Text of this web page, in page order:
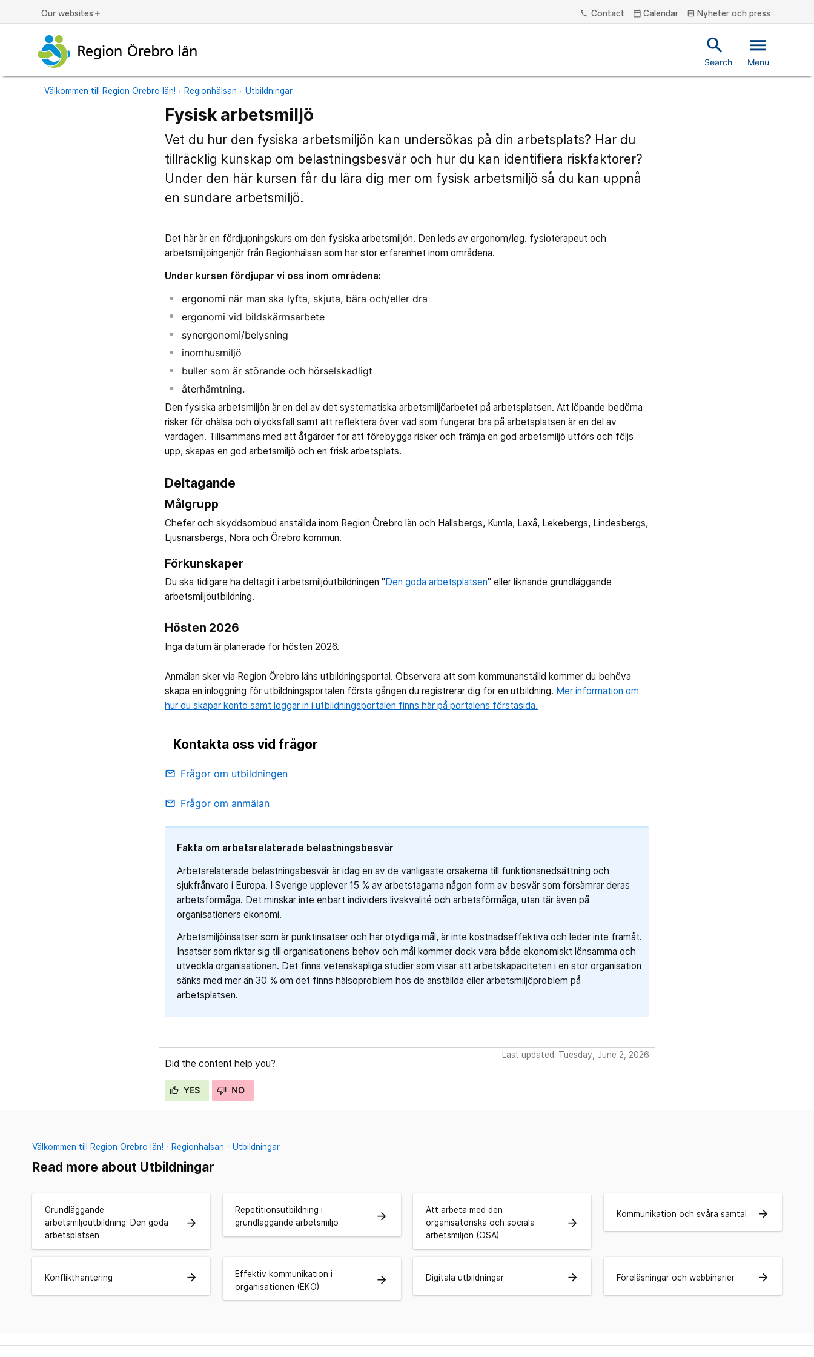
Our websites add phone Contact calendar_today Calendar article Nyheter och press
search
Search
menu
Menu
Välkommen till Region Örebro län! Regionhälsan Utbildningar
Fysisk arbetsmiljö
Vet du hur den fysiska arbetsmiljön kan undersökas på din arbetsplats? Har du
tillräcklig kunskap om belastningsbesvär och hur du kan identifiera riskfaktorer?
Under den här kursen får du lära dig mer om fysisk arbetsmiljö så du kan uppnå
en sundare arbetsmiljö.
Det här är en fördjupningskurs om den fysiska arbetsmiljön. Den leds av ergonom/leg. fysioterapeut och
arbetsmiljöingenjör från Regionhälsan som har stor erfarenhet inom områdena.
Under kursen fördjupar vi oss inom områdena:
ergonomi när man ska lyfta, skjuta, bära och/eller dra
ergonomi vid bildskärmsarbete
synergonomi/belysning
inomhusmiljö
buller som är störande och hörselskadligt
återhämtning.
Den fysiska arbetsmiljön är en del av det systematiska arbetsmiljöarbetet på arbetsplatsen. Att löpande bedöma
risker för ohälsa och olycksfall samt att reflektera över vad som fungerar bra på arbetsplatsen är en del av
vardagen. Tillsammans med att åtgärder för att förebygga risker och främja en god arbetsmiljö utförs och följs
upp, skapas en god arbetsmiljö och en frisk arbetsplats.
Deltagande
Målgrupp
Chefer och skyddsombud anställda inom Region Örebro län och Hallsbergs, Kumla, Laxå, Lekebergs, Lindesbergs,
Ljusnarsbergs, Nora och Örebro kommun.
Förkunskaper
Du ska tidigare ha deltagit i arbetsmiljöutbildningen " Den goda arbetsplatsen" eller liknande grundläggande
arbetsmiljöutbildning.
Hösten 2026
Inga datum är planerade för hösten 2026.
Anmälan sker via Region Örebro läns utbildningsportal. Observera att som kommunanställd kommer du behöva
skapa en inloggning för utbildningsportalen första gången du registrerar dig för en utbildning. Mer information om
hur du skapar konto samt loggar in i utbildningsportalen finns här på portalens förstasida.
Kontakta oss vid frågor
email Frågor om utbildningen
email Frågor om anmälan
Fakta om arbetsrelaterade belastningsbesvär
Arbetsrelaterade belastningsbesvär är idag en av de vanligaste orsakerna till funktionsnedsättning och
sjukfrånvaro i Europa. I Sverige upplever 15 % av arbetstagarna någon form av besvär som försämrar deras
arbetsförmåga. Det minskar inte enbart individers livskvalité och arbetsförmåga, utan tär även på
organisationers ekonomi.
Arbetsmiljöinsatser som är punktinsatser och har otydliga mål, är inte kostnadseffektiva och leder inte framåt.
Insatser som riktar sig till organisationens behov och mål kommer dock vara både ekonomiskt lönsamma och
utveckla organisationen. Det finns vetenskapliga studier som visar att arbetskapaciteten i en stor organisation
sänks med mer än 30 % om det finns hälsoproblem hos de anställda eller arbetsmiljöproblem på
arbetsplatsen.
Did the content help you?
YES NO
Last updated: Tuesday, June 2, 2026
Välkommen till Region Örebro län! Regionhälsan Utbildningar
Read more about Utbildningar
Grundläggande
arbetsmiljöutbildning: Den goda
arbetsplatsen
arrow_forward
Repetitionsutbildning i
grundläggande arbetsmiljö
arrow_forward
Att arbeta med den
organisatoriska och sociala
arbetsmiljön (OSA)
arrow_forward
Kommunikation och svåra samtal arrow_forward
Konflikthantering arrow_forward
Effektiv kommunikation i
organisationen (EKO)
arrow_forward Digitala utbildningar arrow_forward Föreläsningar och webbinarier arrow_forward